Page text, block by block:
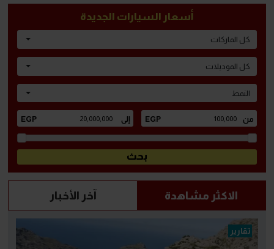
أسعار السيارات الجديدة
كل الماركات
كل الموديلات
النمط
الاكثر مشاهدة آخر الأخبار
تقارير